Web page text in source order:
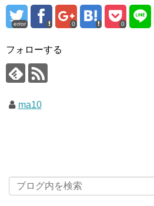
error 0 0
フォローする
ma10